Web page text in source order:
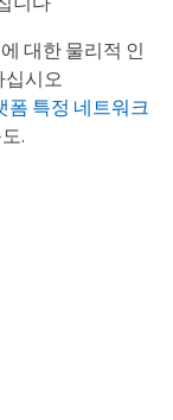
대한 물리적 인
십시오
폼 특정 네트워크
.